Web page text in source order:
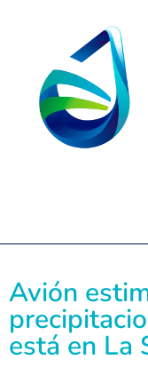
Avión
está en La